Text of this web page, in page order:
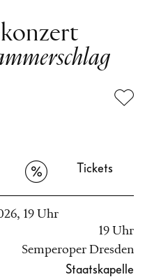
Tickets
19 Uhr
19 Uhr
Semperoper Dresden
Staatskapelle